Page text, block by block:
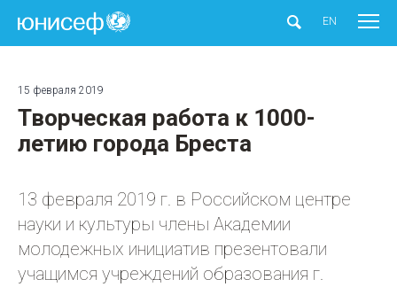
ЮНИСЕФ EN
15 февраля 2019
Творческая работа к 1000-
летию города Бреста
13 февраля 2019 г. в Российском центре
науки и культуры члены Академии
молодежных инициатив презентовали
учащимся учреждений образования г.